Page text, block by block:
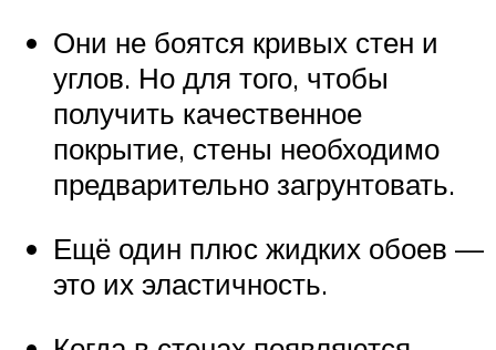
Они не боятся кривых стен и
углов. Но для того, чтобы
получить качественное
покрытие, стены необходимо
предварительно загрунтовать.
Ещё один плюс жидких обоев —
это их эластичность.